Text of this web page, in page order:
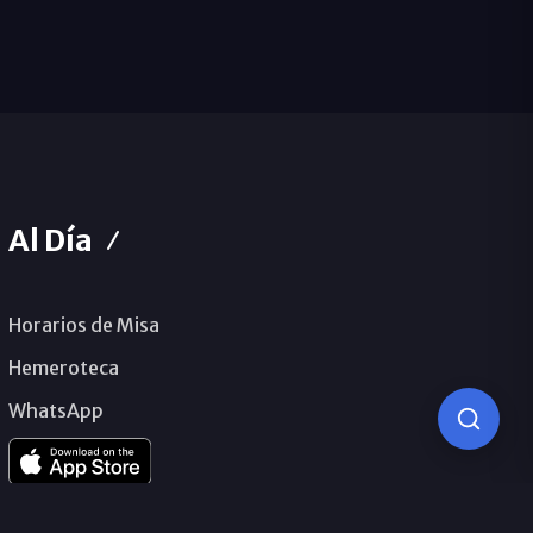
Al Día
Horarios de Misa
Hemeroteca
WhatsApp